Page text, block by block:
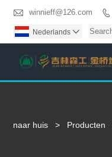
 winnieff@126.com 
Nederlands 
naar huis > Producten